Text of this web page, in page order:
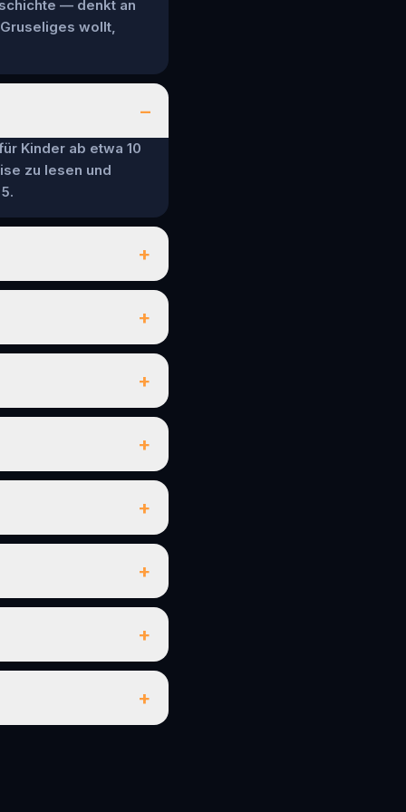
— denkt an
wollt,
–
Kinder ab etwa 10
zu lesen und
+
+
+
+
+
+
+
+